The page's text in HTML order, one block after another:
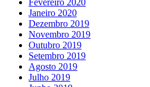
Fevereiro 2020
Janeiro 2020
Dezembro 2019
Novembro 2019
Outubro 2019
Setembro 2019
Agosto 2019
Julho 2019